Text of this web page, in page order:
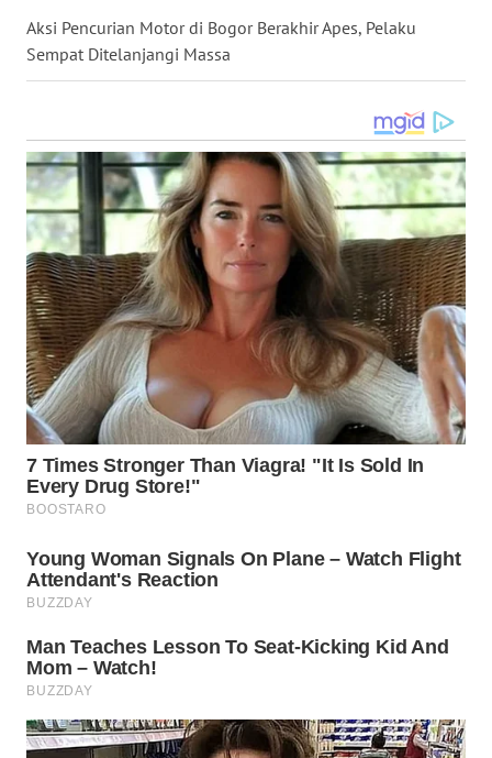
Aksi Pencurian Motor di Bogor Berakhir Apes, Pelaku
Sempat Ditelanjangi Massa
WN
TAPANULI
TANJUNG
LESUNG
WN
KARO
WN
SIMALUNGUN
WN
LABUHANBATU
WN
TAPANULI
WN DELI
SERDANG
WN
TEBING